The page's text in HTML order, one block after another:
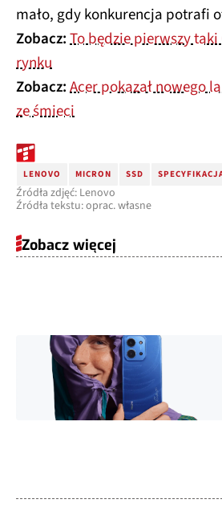
mało, gdy konkurencja potrafi
Zobacz:To będzie pierwszy taki
rynku
Zobacz: Acer pokazał nowego
ze śmieci
LENOVO MICRON SSD
Źródła zdjęć: Lenovo
Źródła tekstu: oprac. własne
Zobacz więcej